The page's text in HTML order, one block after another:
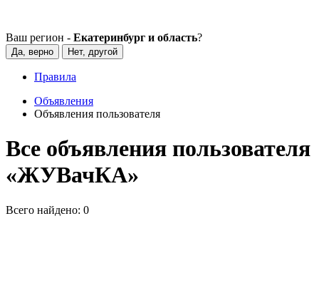
Ваш регион - Екатеринбург и область?
Да, верно Нет, другой
Правила
Объявления
Объявления пользователя
Все объявления пользователя
«ЖУВачКА»
Всего найдено: 0